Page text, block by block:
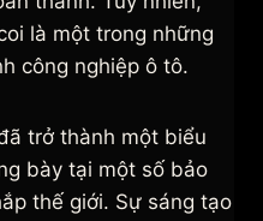
là một trong những
công nghiệp ô tô.
trở thành một biểu
bày tại một số bảo
thế giới. Sự sáng tạo